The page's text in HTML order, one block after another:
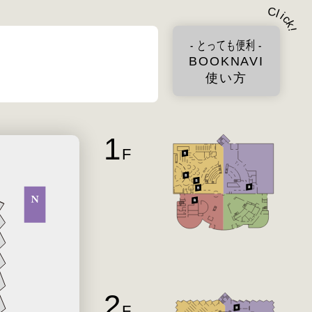
Cli
c
k
!
- とっても便利 -
BOOKNAVI
使い方
1F